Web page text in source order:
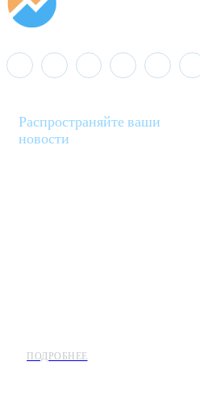
Распространяйте ваши
новости
ПОДРОБНЕЕ